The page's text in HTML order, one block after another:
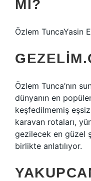
MI?
Özlem TuncaYasin
Özlem Tunca’nın
dünyanın en
keşfedilmemiş
karavan rotaları,
gezilecek en güzel
birlikte anlatılıyor.